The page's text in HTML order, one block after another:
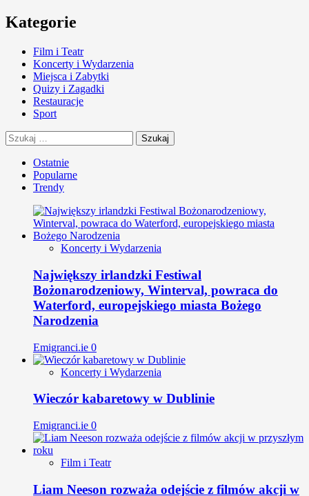
Kategorie
Film i Teatr
Koncerty i Wydarzenia
Miejsca i Zabytki
Quizy i Zagadki
Restauracje
Sport
Szukaj:
Ostatnie
Popularne
Trendy
Koncerty i Wydarzenia
Największy irlandzki Festiwal
Bożonarodzeniowy, Winterval, powraca do
Waterford, europejskiego miasta Bożego
Narodzenia
Emigranci.ie 0
Koncerty i Wydarzenia
Wieczór kabaretowy w Dublinie
Emigranci.ie 0
Film i Teatr
Liam Neeson rozważa odejście z filmów akcji w